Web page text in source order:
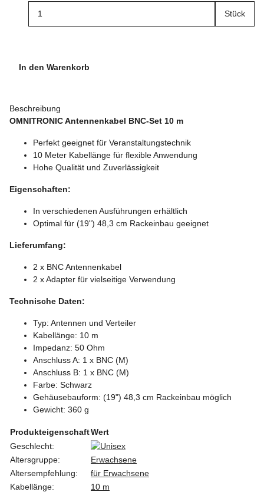
Stück
In den Warenkorb
Beschreibung
OMNITRONIC Antennenkabel BNC-Set 10 m
Perfekt geeignet für Veranstaltungstechnik
10 Meter Kabellänge für flexible Anwendung
Hohe Qualität und Zuverlässigkeit
Eigenschaften:
In verschiedenen Ausführungen erhältlich
Optimal für (19") 48,3 cm Rackeinbau geeignet
Lieferumfang:
2 x BNC Antennenkabel
2 x Adapter für vielseitige Verwendung
Technische Daten:
Typ: Antennen und Verteiler
Kabellänge: 10 m
Impedanz: 50 Ohm
Anschluss A: 1 x BNC (M)
Anschluss B: 1 x BNC (M)
Farbe: Schwarz
Gehäusebauform: (19") 48,3 cm Rackeinbau möglich
Gewicht: 360 g
ProdukteigenschaftWert
Geschlecht:
Altersgruppe:
Erwachsene
Altersempfehlung:
für Erwachsene
Kabellänge:
10 m